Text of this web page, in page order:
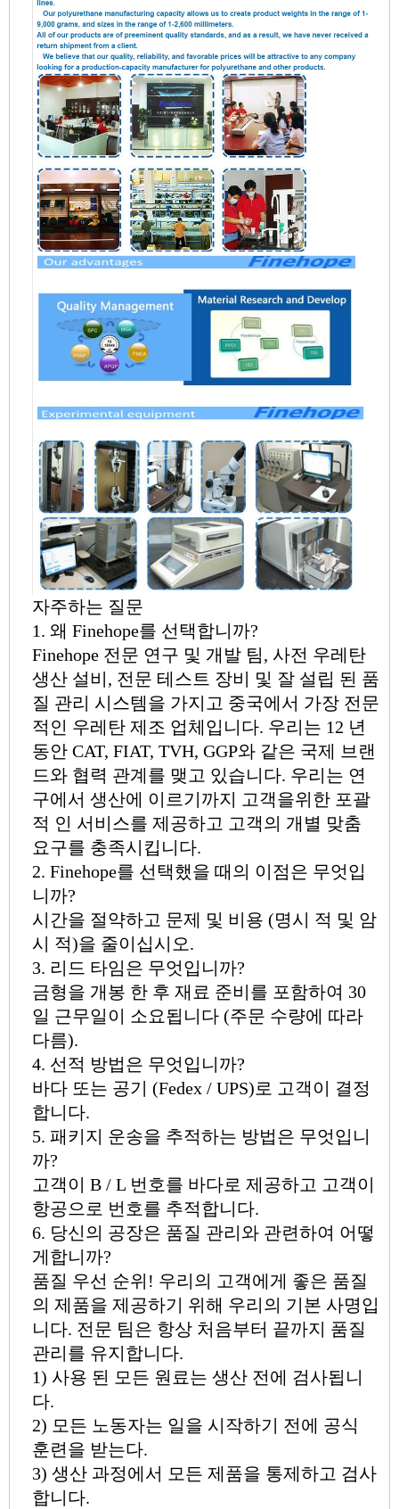
자주하는 질문
1. 왜 Finehope를 선택합니까?
Finehope 전문 연구 및 개발 팀, 사전 우레탄
생산 설비, 전문 테스트 장비 및 잘 설립 된 품
질 관리 시스템을 가지고 중국에서 가장 전문
적인 우레탄 제조 업체입니다. 우리는 12 년
동안 CAT, FIAT, TVH, GGP와 같은 국제 브랜
드와 협력 관계를 맺고 있습니다. 우리는 연
구에서 생산에 이르기까지 고객을위한 포괄
적 인 서비스를 제공하고 고객의 개별 맞춤
요구를 충족시킵니다.
2. Finehope를 선택했을 때의 이점은 무엇입
니까?
시간을 절약하고 문제 및 비용 (명시 적 및 암
시 적)을 줄이십시오.
3. 리드 타임은 무엇입니까?
금형을 개봉 한 후 재료 준비를 포함하여 30
일 근무일이 소요됩니다 (주문 수량에 따라
다름).
4. 선적 방법은 무엇입니까?
바다 또는 공기 (Fedex / UPS)로 고객이 결정
합니다.
5. 패키지 운송을 추적하는 방법은 무엇입니
까?
고객이 B / L 번호를 바다로 제공하고 고객이
항공으로 번호를 추적합니다.
6. 당신의 공장은 품질 관리와 관련하여 어떻
게합니까?
품질 우선 순위! 우리의 고객에게 좋은 품질
의 제품을 제공하기 위해 우리의 기본 사명입
니다. 전문 팀은 항상 처음부터 끝까지 품질
관리를 유지합니다.
1) 사용 된 모든 원료는 생산 전에 검사됩니
다.
2) 모든 노동자는 일을 시작하기 전에 공식
훈련을 받는다.
3) 생산 과정에서 모든 제품을 통제하고 검사
합니다.